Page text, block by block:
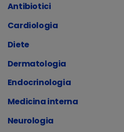
Antibiotici
Cardiologia
Diete
Dermatologia
Endocrinologia
Medicina interna
Neurologia